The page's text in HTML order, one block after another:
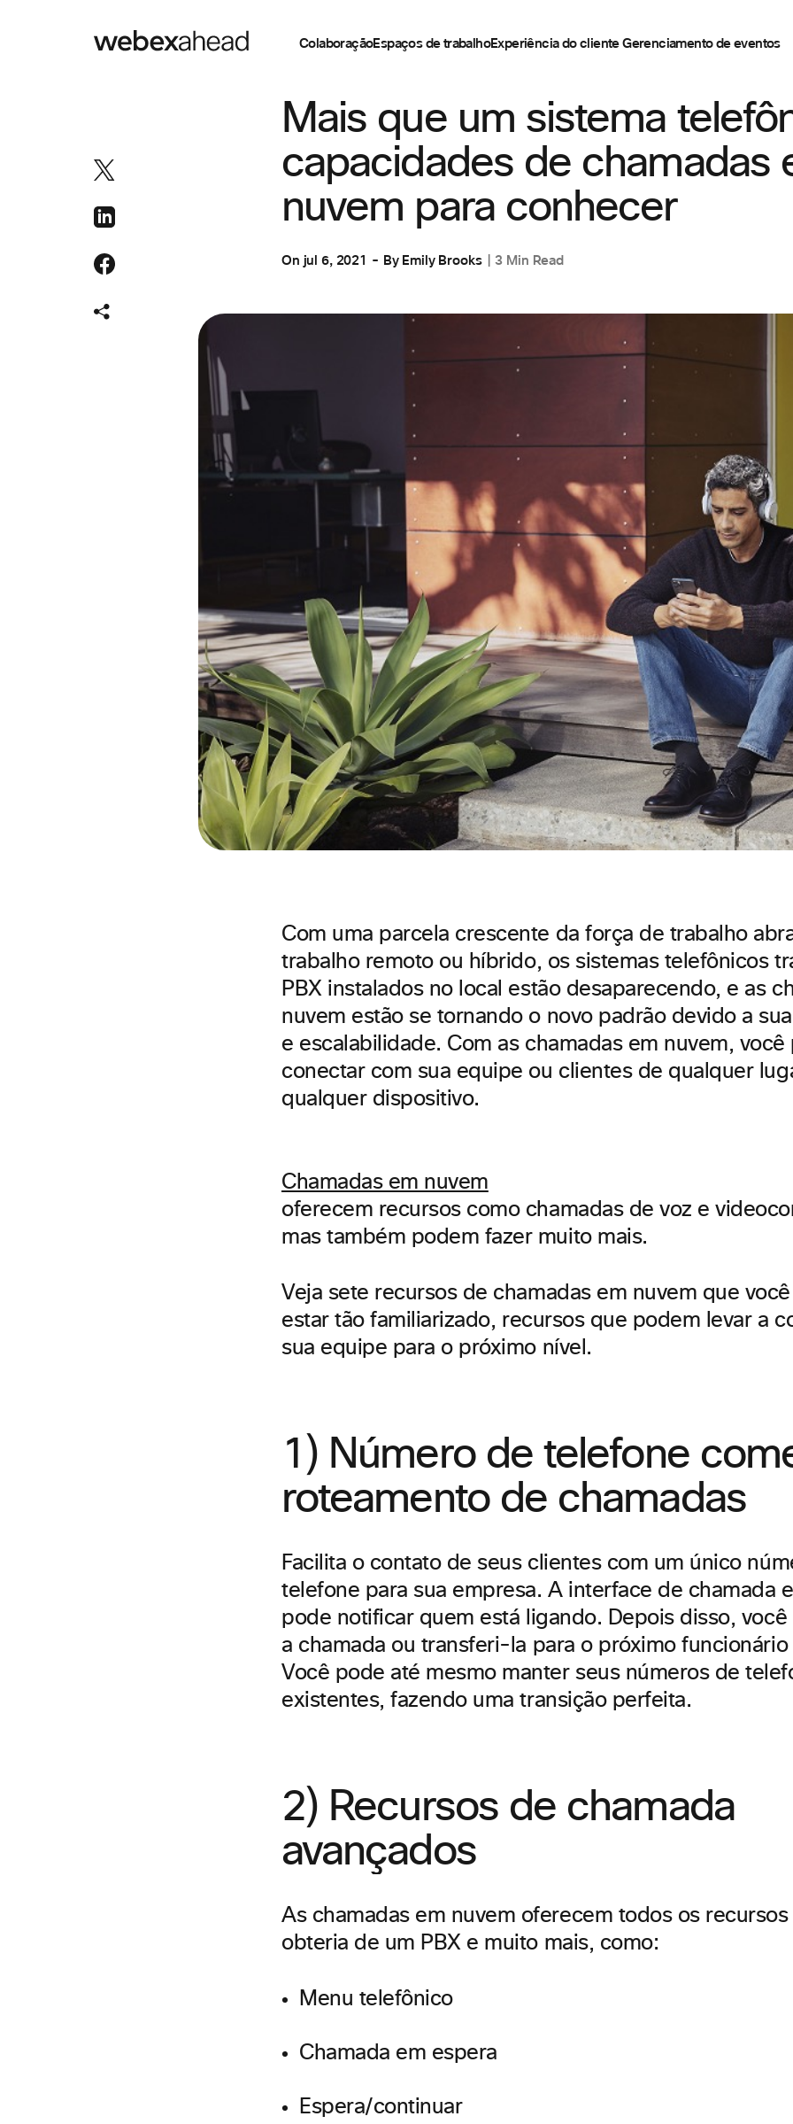
ColaboraçãoEspaços de trabalhoExperiência do clienteGerenciamento de eventos
Mais que um sistema
capacidades de chamadas
nuvem para conhecer
On jul 6, 2021 By Emily Brooks 3 Min Read
Com uma parcela crescente da força de trabalho
trabalho remoto ou híbrido, os sistemas telefônicos
PBX instalados no local estão desaparecendo, e as
nuvem estão se tornando o novo padrão devido a
e escalabilidade. Com as chamadas em nuvem, você
conectar com sua equipe ou clientes de qualquer
qualquer dispositivo.
Chamadas em nuvem
oferecem recursos como chamadas de voz e
mas também podem fazer muito mais.
Veja sete recursos de chamadas em nuvem que
estar tão familiarizado, recursos que podem levar a
sua equipe para o próximo nível.
1) Número de telefone
roteamento de chamadas
Facilita o contato de seus clientes com um único
telefone para sua empresa. A interface de chamada
pode notificar quem está ligando. Depois disso,
a chamada ou transferi-la para o próximo
Você pode até mesmo manter seus números de
existentes, fazendo uma transição perfeita.
2) Recursos de chamada
avançados
As chamadas em nuvem oferecem todos os
obteria de um PBX e muito mais, como:
Menu telefônico
Chamada em espera
Espera/continuar